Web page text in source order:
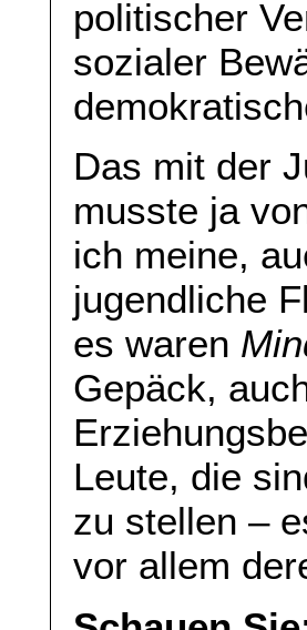
politischer
sozialer
Das mit der
musste ja
ich meine,
jugendliche
es waren
Gepäck,
Leute, die
zu stellen –
vor allem